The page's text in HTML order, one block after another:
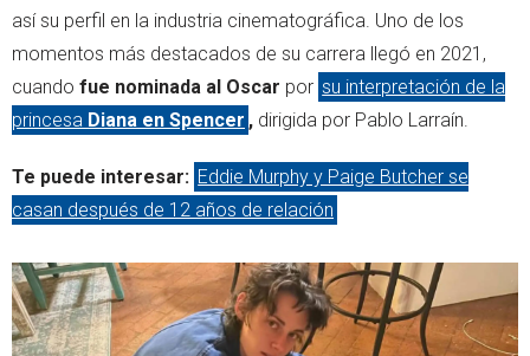
así su perfil en la industria cinematográfica. Uno de los
momentos más destacados de su carrera llegó en 2021,
cuando fue nominada al Oscar por su interpretación de la
princesa Diana en Spencer , dirigida por Pablo Larraín.
Te puede interesar: Eddie Murphy y Paige Butcher se
casan después de 12 años de relación